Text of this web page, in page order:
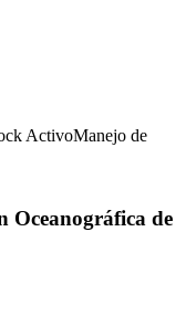
ActivoManejo de
Oceanográfica de